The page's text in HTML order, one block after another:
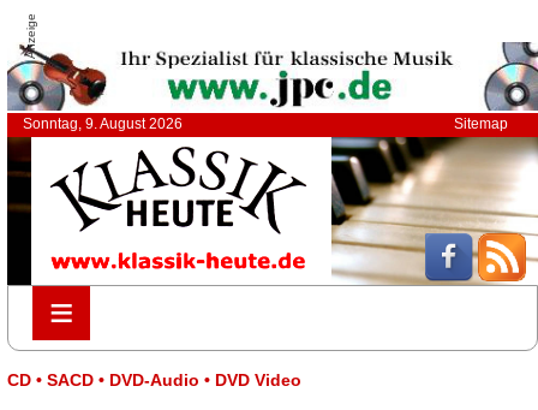
Anzeige
Sonntag, 9. August 2026 Sitemap
≡
≡
CD • SACD • DVD-Audio • DVD Video